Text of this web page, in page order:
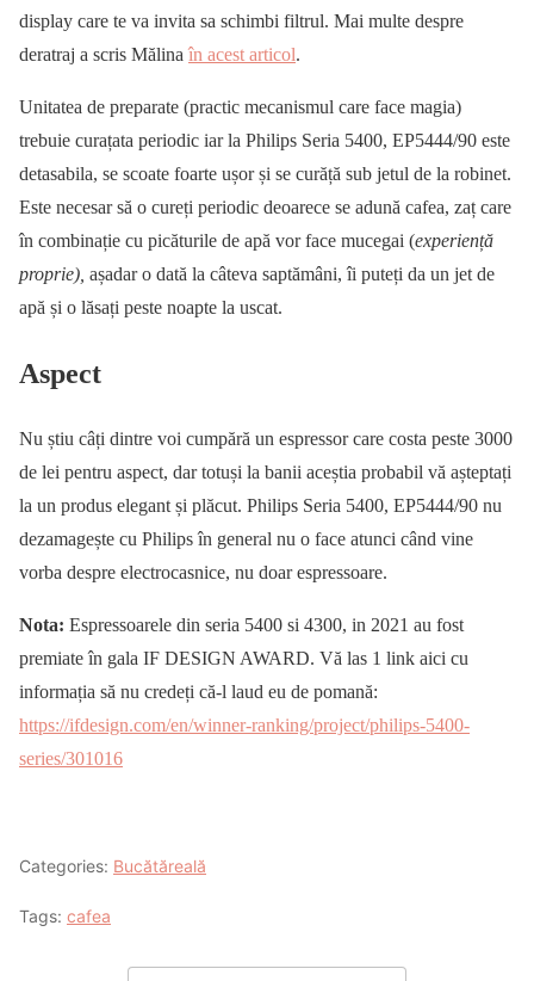
display care te va invita sa schimbi filtrul. Mai multe despre
deratraj a scris Mălinaîn acest articol.
Unitatea de preparate (practic mecanismul care face magia)
trebuie curațata periodic iar la Philips Seria 5400, EP5444/90 este
detasabila, se scoate foarte ușor și se curăță sub jetul de la robinet.
Este necesar să o cureți periodic deoarece se adună cafea, zaț care
în combinație cu picăturile de apă vor face mucegai (experiență
proprie), așadar o dată la câteva saptămâni, îi puteți da un jet de
apă și o lăsați peste noapte la uscat.
Aspect
Nu știu câți dintre voi cumpără un espressor care costa peste 3000
de lei pentru aspect, dar totuși la banii aceștia probabil vă așteptați
la un produs elegant și plăcut. Philips Seria 5400, EP5444/90 nu
dezamagește cu Philips în general nu o face atunci când vine
vorba despre electrocasnice, nu doar espressoare.
Nota: Espressoarele din seria 5400 si 4300, in 2021 au fost
premiate în gala IF DESIGN AWARD. Vă las 1 link aici cu
informația să nu credeți că-l laud eu de pomană:
https://ifdesign.com/en/winner-ranking/project/philips-5400-
series/301016
Categories: Bucătăreală
Tags: cafea